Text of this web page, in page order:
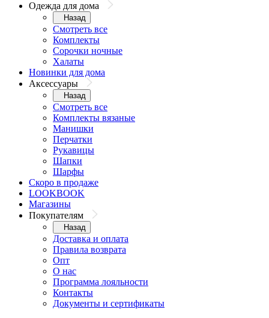
Одежда для дома
Назад
Смотреть все
Комплекты
Сорочки ночные
Халаты
Новинки для дома
Аксессуары
Назад
Смотреть все
Комплекты вязаные
Манишки
Перчатки
Рукавицы
Шапки
Шарфы
Скоро в продаже
LOOKBOOK
Магазины
Покупателям
Назад
Доставка и оплата
Правила возврата
Опт
О нас
Программа лояльности
Контакты
Документы и сертификаты